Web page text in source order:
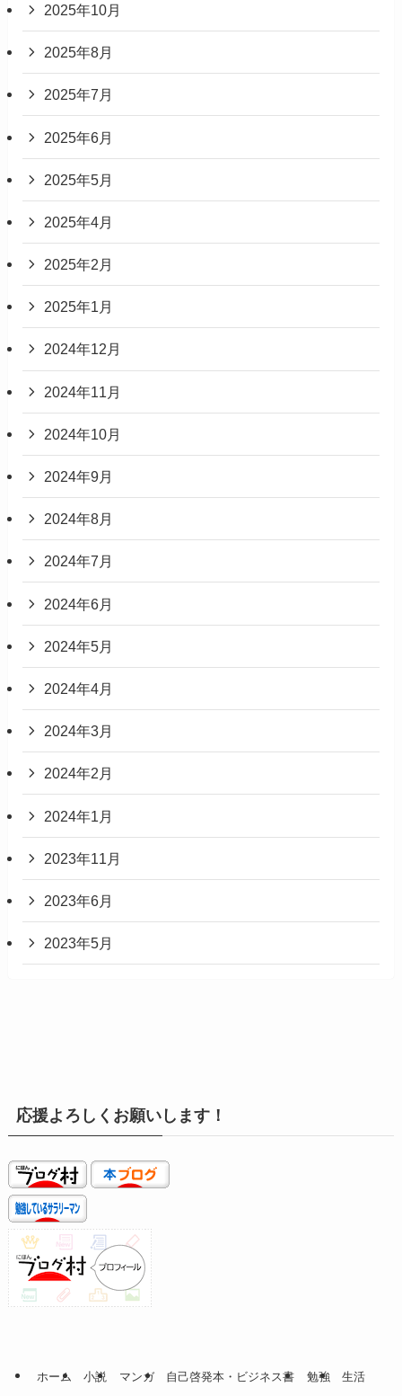
2025年10月
2025年8月
2025年7月
2025年6月
2025年5月
2025年4月
2025年2月
2025年1月
2024年12月
2024年11月
2024年10月
2024年9月
2024年8月
2024年7月
2024年6月
2024年5月
2024年4月
2024年3月
2024年2月
2024年1月
2023年11月
2023年6月
2023年5月
応援よろしくお願いします！
ホーム 小説 マンガ 自己啓発本・ビジネス書 勉強 生活